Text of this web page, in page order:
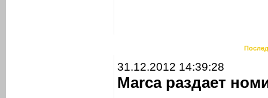
31.12.2012 14:39:28
Marca раздает